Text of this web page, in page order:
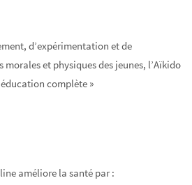
d’expérimentation et de
et physiques des jeunes, l’Aïkido
complète »
améliore la santé par :